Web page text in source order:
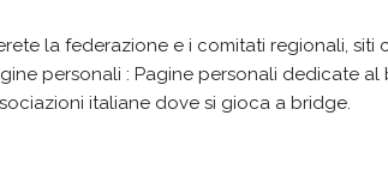
la federazione e i comitati regionali, siti
personali : Pagine personali dedicate al
italiane dove si gioca a bridge.